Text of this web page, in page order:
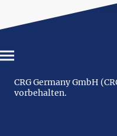
CRG Germany GmbH
vorbehalten.